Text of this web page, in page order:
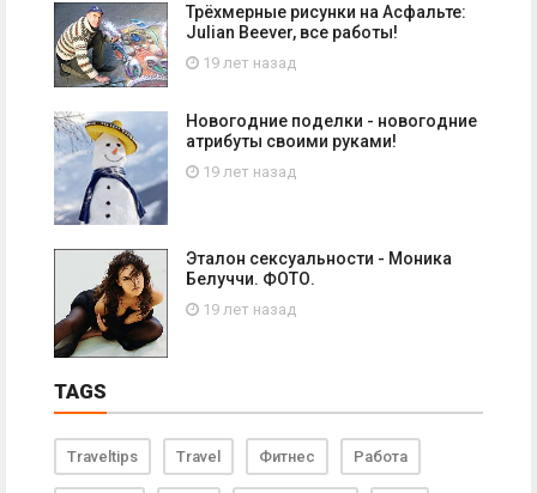
Трёхмерные рисунки на Асфальте:
Julian Beever, все работы!
19 лет назад
Новогодние поделки - новогодние
атрибуты своими руками!
19 лет назад
Эталон сексуальности - Моника
Белуччи. ФОТО.
19 лет назад
TAGS
Traveltips Travel Фитнес Работа